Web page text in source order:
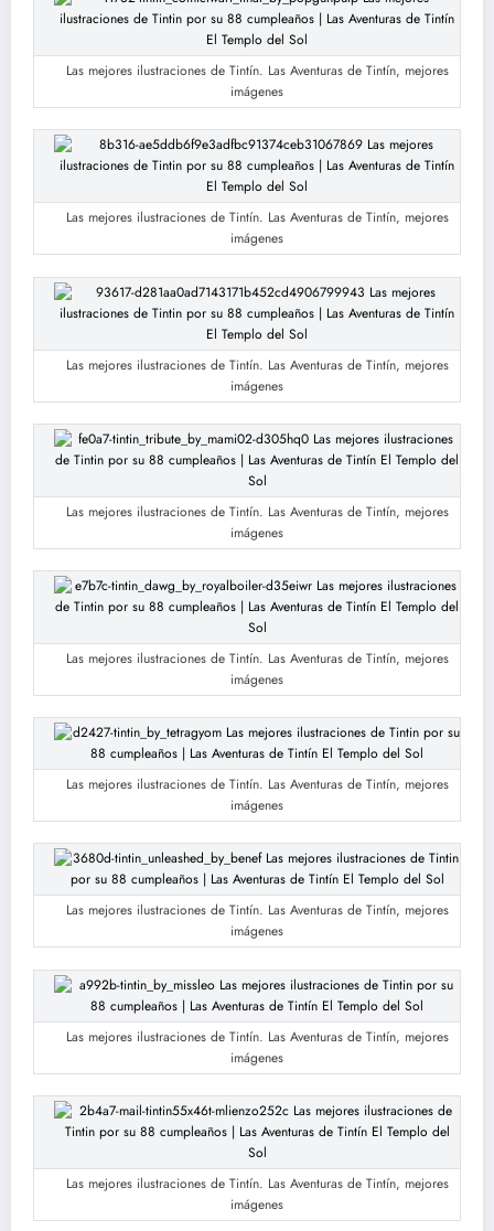
Las mejores ilustraciones de Tintín. Las Aventuras de Tintín, mejores
imágenes
Las mejores ilustraciones de Tintín. Las Aventuras de Tintín, mejores
imágenes
Las mejores ilustraciones de Tintín. Las Aventuras de Tintín, mejores
imágenes
Las mejores ilustraciones de Tintín. Las Aventuras de Tintín, mejores
imágenes
Las mejores ilustraciones de Tintín. Las Aventuras de Tintín, mejores
imágenes
Las mejores ilustraciones de Tintín. Las Aventuras de Tintín, mejores
imágenes
Las mejores ilustraciones de Tintín. Las Aventuras de Tintín, mejores
imágenes
Las mejores ilustraciones de Tintín. Las Aventuras de Tintín, mejores
imágenes
Las mejores ilustraciones de Tintín. Las Aventuras de Tintín, mejores
imágenes